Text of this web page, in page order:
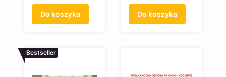
Do koszyka Do koszyka
Bestseller